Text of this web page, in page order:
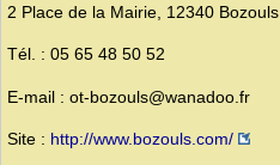
2 Place de la Mairie, 12340 Bozouls
Tél. : 05 65 48 50 52
E-mail : ot-bozouls@wanadoo.fr
Site : http://www.bozouls.com/